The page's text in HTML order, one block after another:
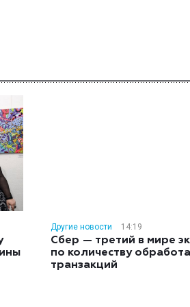
Другие новости 14:19
Сбер — третий в мире
по количеству
транзакций